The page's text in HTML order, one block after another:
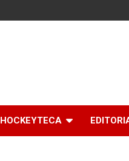
HOCKEYTECA